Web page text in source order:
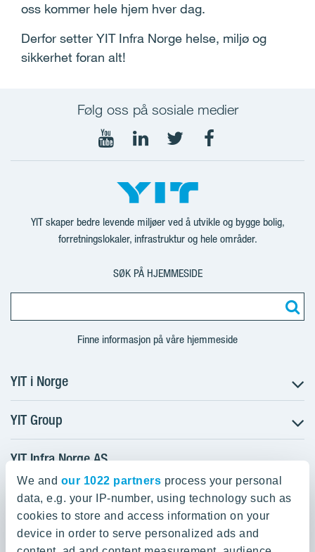
We and our 1022 partners process your personal
data, e.g. your IP-number, using technology such as
cookies to store and access information on your
device in order to serve personalized ads and
oss kommer hele hjem hver dag.
Derfor setter YIT Infra Norge helse, miljø og
sikkerhet foran alt!
Følg oss på sosiale medier
Følg
oss
YouTube
LinkedIn
YIT
Corporation
Twitter
@YITInvestors
Facebook
YIT skaper bedre levende miljøer ved å utvikle og bygge bolig,
forretningslokaler, infrastruktur og hele områder.
SØK PÅ HJEMMESIDE
Finne informasjon på våre hjemmeside
YIT i Norge
Forside
Selskapet
Referanser
Kontakt
Media
Underentreprenor
YIT Group
YIT Group
About YIT
Investors
Sustainability
YIT Infra Norge AS
HQ
Sandslimarka 31
5254 SANDSLI